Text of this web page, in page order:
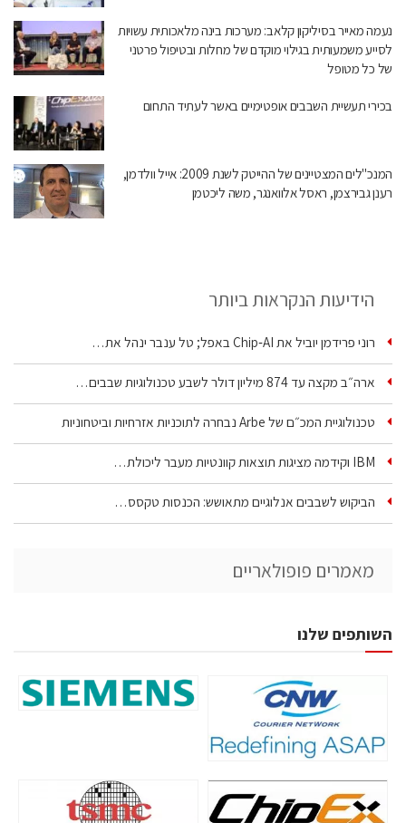
נעמה מאייר בסיליקון קלאב: מערכות בינה מלאכותית עשויות
לסייע משמעותית בגילוי מוקדם של מחלות ובטיפול פרטני
של כל מטופל
בכירי תעשיית השבבים אופטימיים באשר לעתיד התחום
המנכ"לים המצטיינים של ההייטק לשנת 2009: אייל וולדמן,
רענן גבירצמן, ראסל אלוואנגר, משה ליכטמן
הידיעות הנקראות ביותר
רוני פרידמן יוביל את Chip‑AI באפל; טל ענבר ינהל את…
ארה״ב מקצה עד 874 מיליון דולר לשבע טכנולוגיות שבבים…
טכנולוגיית המכ״ם של Arbe נבחרה לתוכניות אזרחיות וביטחוניות
IBM וקידמה מציגות תוצאות קוונטיות מעבר ליכולת…
הביקוש לשבבים אנלוגיים מתאושש: הכנסות טקסס…
מאמרים פופולאריים
השותפים שלנו